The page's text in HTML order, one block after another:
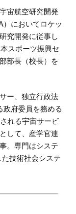
宙航空研究開発
）においてロケッ
究開発に従事し
スポーツ振興セ
部長（校長）を
ー、独立行政法
政府委員を務める
れる宇宙サービ
して、産学官連
。専門はシステ
技術社会システ